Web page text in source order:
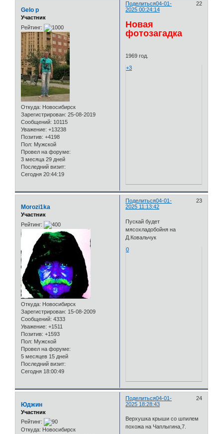
Поделиться 22
04-01-
2025 00:24:14
Gelo p
Участник
Рейтинг:
Откуда: Новосибирск
Зарегистрирован: 25-08-2019
Сообщений: 10115
Уважение: +13238
Позитив: +4198
Пол: Мужской
Провел на форуме:
3 месяца 29 дней
Последний визит:
Сегодня 20:44:19
Новая
фотозагадка